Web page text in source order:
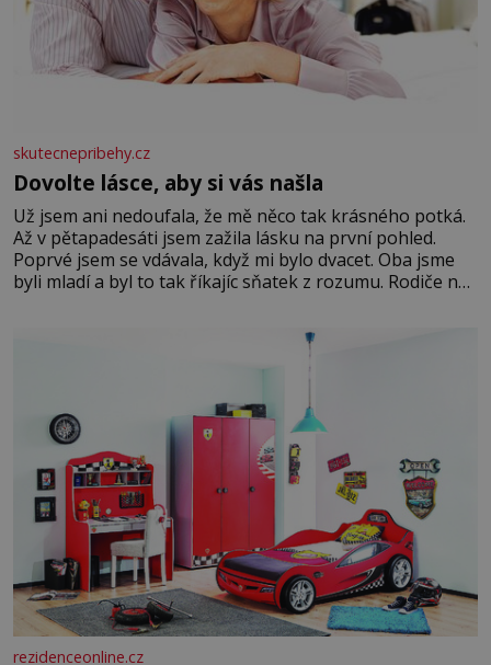
skutecnepribehy.cz
Dovolte lásce, aby si vás našla
Už jsem ani nedoufala, že mě něco tak krásného potká.
Až v pětapadesáti jsem zažila lásku na první pohled.
Poprvé jsem se vdávala, když mi bylo dvacet. Oba jsme
byli mladí a byl to tak říkajíc sňatek z rozumu. Rodiče nás
rezidenceonline.cz